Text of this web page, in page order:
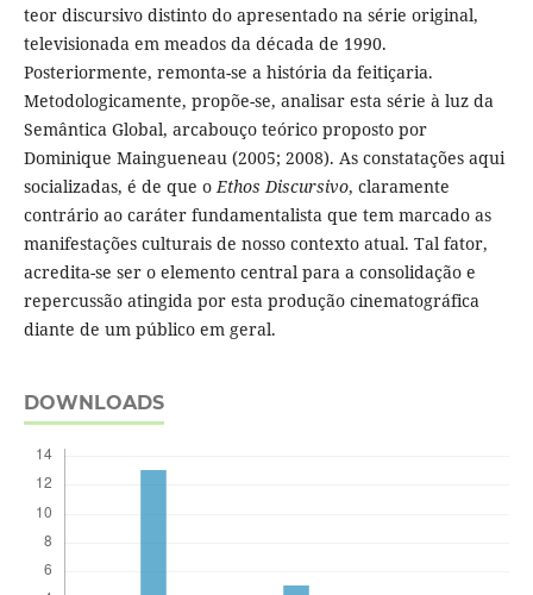
teor discursivo distinto do apresentado na série original,
televisionada em meados da década de 1990.
Posteriormente, remonta-se a história da feitiçaria.
Metodologicamente, propõe-se, analisar esta série à luz da
Semântica Global, arcabouço teórico proposto por
Dominique Maingueneau (2005; 2008). As constatações aqui
socializadas, é de que oEthos Discursivo, claramente
contrário ao caráter fundamentalista que tem marcado as
manifestações culturais de nosso contexto atual. Tal fator,
acredita-se ser o elemento central para a consolidação e
repercussão atingida por esta produção cinematográfica
diante de um público em geral.
DOWNLOADS